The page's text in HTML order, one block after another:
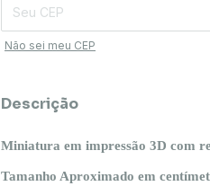
Não sei meu CEP
Descrição
Miniatura em impressão 3D com
Tamanho Aproximado em